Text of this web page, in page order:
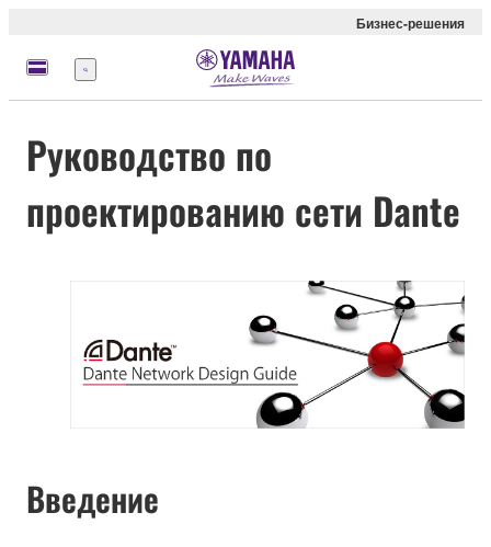
Бизнес-решения
Меню
Руководство по
проектированию сети Dante
Введение